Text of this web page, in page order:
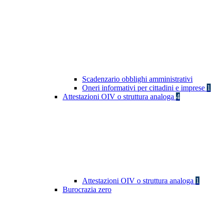
Scadenzario obblighi amministrativi
Oneri informativi per cittadini e imprese 1
Attestazioni OIV o struttura analoga 4
Attestazioni OIV o struttura analoga 1
Burocrazia zero